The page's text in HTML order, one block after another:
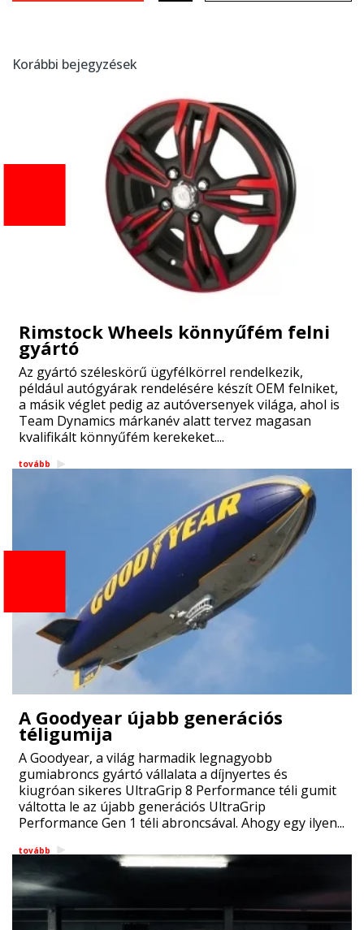
Korábbi bejegyzések
Rimstock Wheels könnyűfém felni
gyártó
Az gyártó széleskörű ügyfélkörrel rendelkezik,
például autógyárak rendelésére készít OEM felniket,
a másik véglet pedig az autóversenyek világa, ahol is
Team Dynamics márkanév alatt tervez magasan
kvalifikált könnyűfém kerekeket....
tovább
A Goodyear újabb generációs
téligumija
A Goodyear, a világ harmadik legnagyobb
gumiabroncs gyártó vállalata a díjnyertes és
kiugróan sikeres UltraGrip 8 Performance téli gumit
váltotta le az újabb generációs UltraGrip
Performance Gen 1 téli abroncsával. Ahogy egy ilyen...
tovább